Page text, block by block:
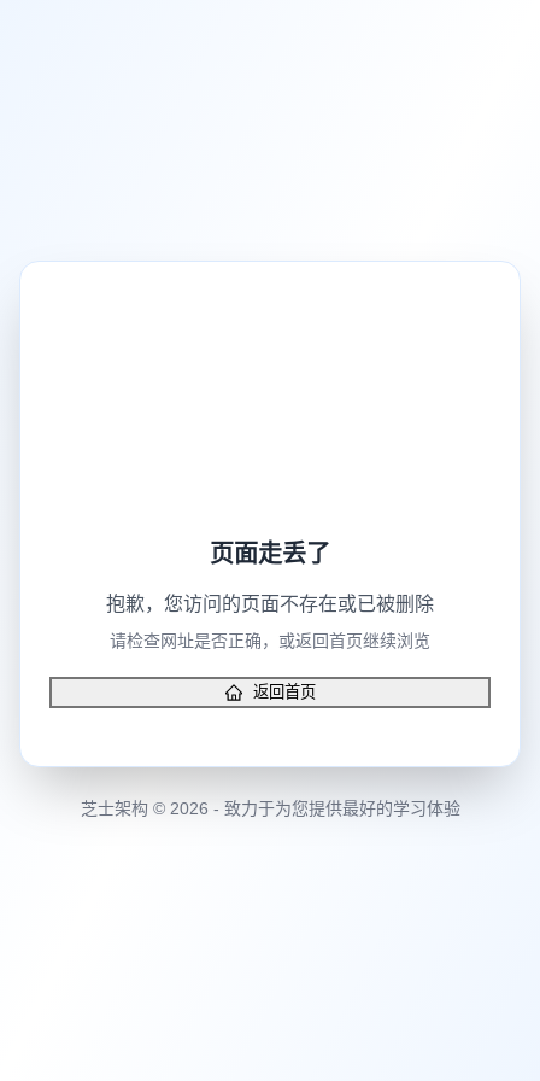
页面走丢了
抱歉，您访问的页面不存在或已被删除
请检查网址是否正确，或返回首页继续浏览
返回首页
芝士架构 © 2026 - 致力于为您提供最好的学习体验